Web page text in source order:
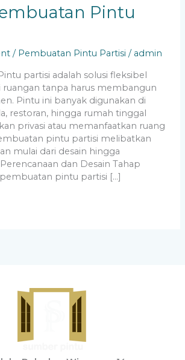
Pintu
/ Pembuatan Pintu Partisi / admin
partisi adalah solusi fleksibel
tanpa harus membangun
Pintu ini banyak digunakan di
restoran, hingga rumah tinggal
privasi atau memanfaatkan ruang
pintu partisi melibatkan
mulai dari desain hingga
dan Desain Tahap
pintu partisi […]